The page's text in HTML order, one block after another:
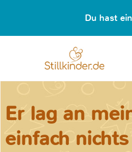
Du hast
Er lag an
einfach nichts